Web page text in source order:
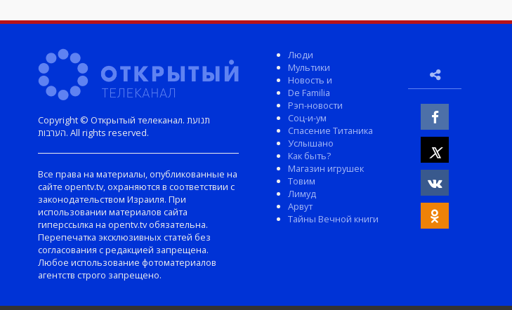
Copyright © Открытый телеканал. תנועת
הערבות. All rights reserved.
Все права на материалы, опубликованные на
сайте opentv.tv, охраняются в соответствии с
законодательством Израиля. При
использовании материалов сайта
гиперссылка на opentv.tv обязательна.
Перепечатка эксклюзивных статей без
согласования с редакцией запрещена.
Любое использование фотоматериалов
агентств строго запрещено.
Люди
Мультики
Новость и
De Familia
Рэп-новости
Соц-и-ум
Спасение Титаника
Услышано
Как быть?
Магазин игрушек
Товим
Лимуд
Арвут
Тайны Вечной книги